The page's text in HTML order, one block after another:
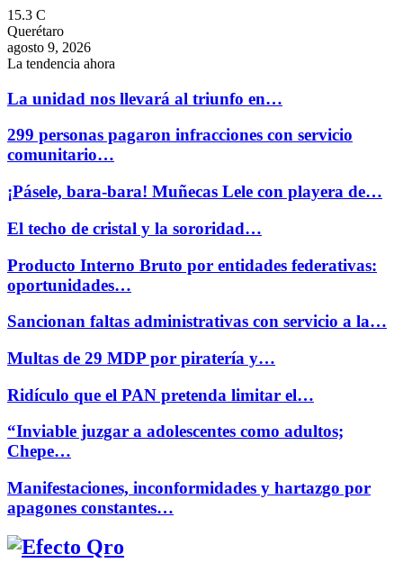
15.3 C
Querétaro
agosto 9, 2026
La tendencia ahora
La unidad nos llevará al triunfo en…
299 personas pagaron infracciones con servicio
comunitario…
¡Pásele, bara-bara! Muñecas Lele con playera de…
El techo de cristal y la sororidad…
Producto Interno Bruto por entidades federativas:
oportunidades…
Sancionan faltas administrativas con servicio a la…
Multas de 29 MDP por piratería y…
Ridículo que el PAN pretenda limitar el…
“Inviable juzgar a adolescentes como adultos;
Chepe…
Manifestaciones, inconformidades y hartazgo por
apagones constantes…
Facebook
Twitter
Instagram
Youtube
Whatsapp